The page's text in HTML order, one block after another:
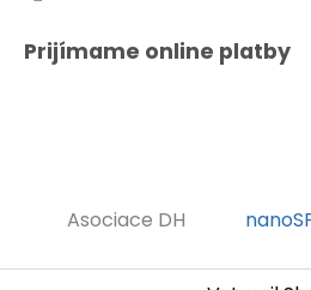
Prijímame online platby
Asociace DH